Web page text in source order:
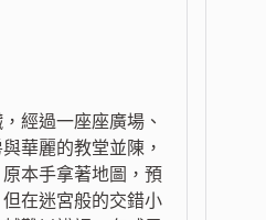
經過一座座廣場、
華麗的教堂並陳，
本手拿著地圖，預
在迷宮般的交錯小